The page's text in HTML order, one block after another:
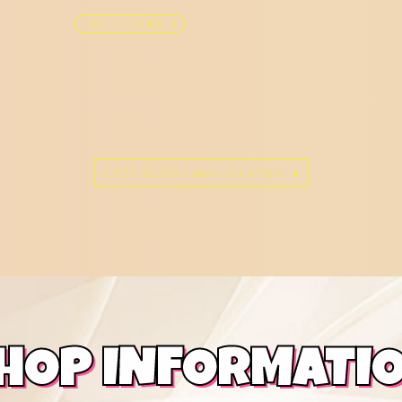
プロフィールを見る
CAST BLOG | 他のキャストのブログ